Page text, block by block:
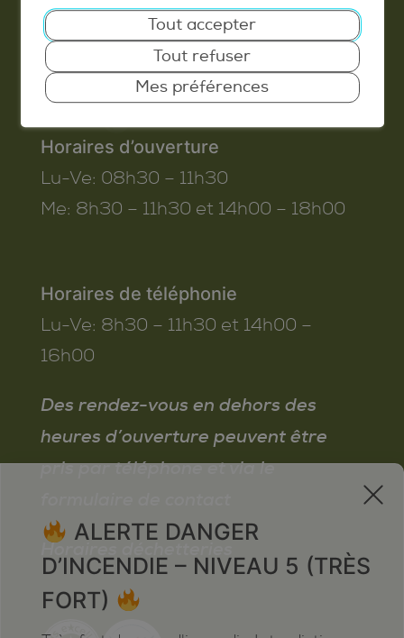
T. 027 345 45 45
info@conthey.ch
Horaires d’ouverture
Lu-Ve: 08h30 – 11h30
Me: 8h30 – 11h30 et 14h00 – 18h00
Horaires de téléphonie
Lu-Ve: 8h30 – 11h30 et 14h00 –
16h00
Des rendez-vous en dehors des
heures d’ouverture peuvent être
pris par téléphone et via le
Horaires déchetteries
x
ALERTE DANGER
D’INCENDIE – NIVEAU 5 (TRÈS
FORT)
Tout accepter
Tout refuser
Mes préférences